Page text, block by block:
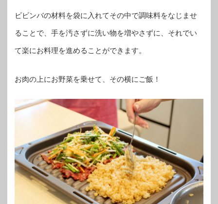
ビビンバの材料を袋に入れてその中で調味料をなじませ
ることで、手を汚さずに洗い物を増やさずに、それでい
て楽にお料理を進めることができます。
お肉の上にお野菜を乗せて、その横にご飯！